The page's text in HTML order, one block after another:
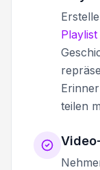
Playlist
teilen